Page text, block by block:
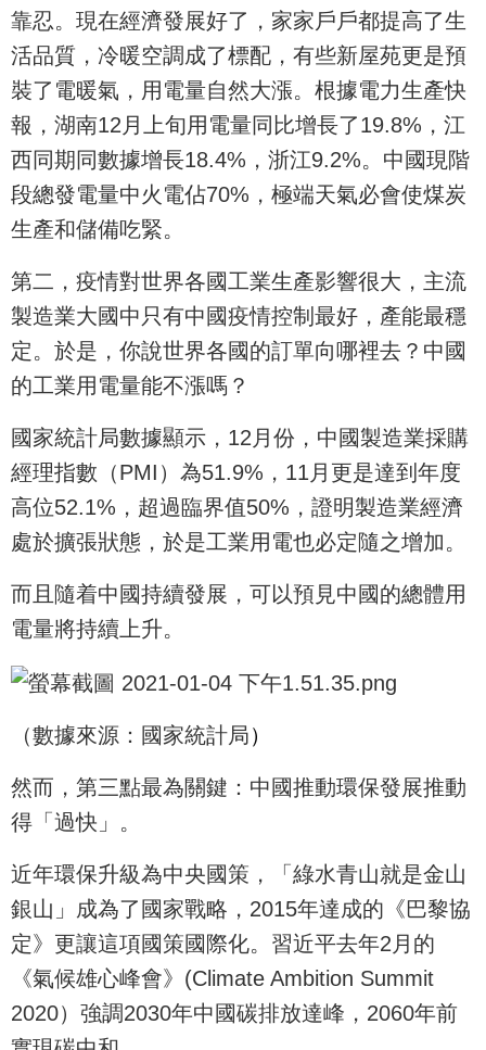
靠忍。現在經濟發展好了，家家戶戶都提高了生
活品質，冷暖空調成了標配，有些新屋苑更是預
裝了電暖氣，用電量自然大漲。根據電力生產快
報，湖南12月上旬用電量同比增長了19.8%，江
西同期同數據增長18.4%，浙江9.2%。中國現階
段總發電量中火電佔70%，極端天氣必會使煤炭
生產和儲備吃緊。
第二，疫情對世界各國工業生產影響很大，主流
製造業大國中只有中國疫情控制最好，產能最穩
定。於是，你說世界各國的訂單向哪裡去？中國
的工業用電量能不漲嗎？
國家統計局數據顯示，12月份，中國製造業採購
經理指數（PMI）為51.9%，11月更是達到年度
高位52.1%，超過臨界值50%，證明製造業經濟
處於擴張狀態，於是工業用電也必定隨之增加。
而且隨着中國持續發展，可以預見中國的總體用
電量將持續上升。
（數據來源：國家統計局）
然而，第三點最為關鍵：中國推動環保發展推動
得「過快」。
近年環保升級為中央國策，「綠水青山就是金山
銀山」成為了國家戰略，2015年達成的《巴黎協
定》更讓這項國策國際化。習近平去年2月的
《氣候雄心峰會》(Climate Ambition Summit
2020）強調2030年中國碳排放達峰，2060年前